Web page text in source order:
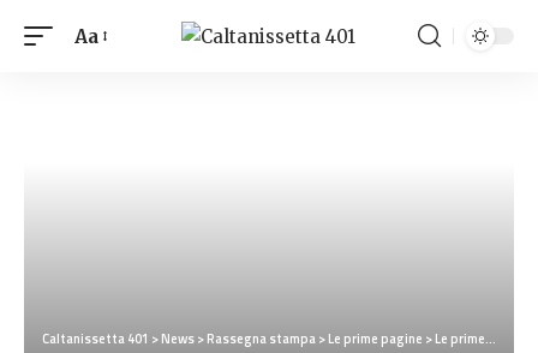
Aa
Caltanissetta 401 >News>Rassegna stampa>Le prime pagine >Le prime pagine delle maggiori testate giornalistiche siciliane, nazionali, economiche, sportive e straniere in Italia di Mercoledì 1 Luglio 2026